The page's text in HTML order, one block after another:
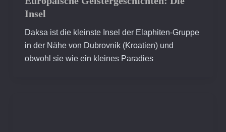
Insel
Daksa ist die kleinste Insel der Elaphiten-Gruppe
in der Nähe von Dubrovnik (Kroatien) und
obwohl sie wie ein kleines Paradies